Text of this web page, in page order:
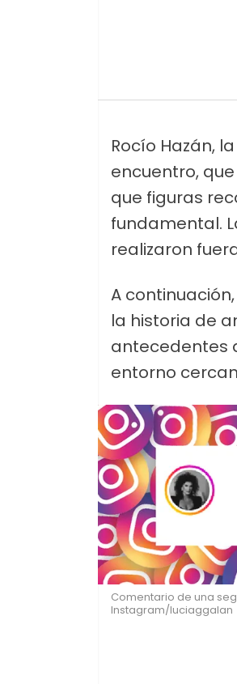
Rocío Hazán,
encuentro,
que figuras
fundamental.
realizaron
A
la historia de
antecedentes
entorno
Comentario de una
Instagram/luciaggalan